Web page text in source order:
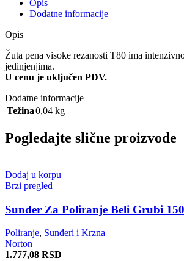
Opis
Dodatne informacije
Opis
Žuta pena visoke rezanosti T80 ima
jedinjenjima.
U cenu je uključen PDV.
Dodatne informacije
Težina0,04 kg
Pogledajte slične proizvode
Dodaj u korpu
Brzi pregled
Sunđer Za Poliranje Beli Grubi
Poliranje, Sunđeri i Krzna
Norton
1.777,08 RSD